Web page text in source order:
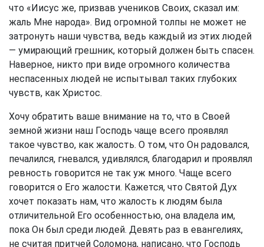
что «Иисус же, призвав учеников Своих, сказал им:
жаль Мне народа». Вид огромной толпы не может не
затронуть наши чувства, ведь каждый из этих людей
— умирающий грешник, который должен быть спасен.
Наверное, никто при виде огромного количества
неспасенных людей не испытывал таких глубоких
чувств, как Христос.
Хочу обратить ваше внимание на то, что в Своей
земной жизни наш Господь чаще всего проявлял
такое чувство, как жалость. О том, что Он радовался,
печалился, гневался, удивлялся, благодарил и проявлял
ревность говорится не так уж много. Чаще всего
говорится о Его жалости. Кажется, что Святой Дух
хочет показать нам, что жалость к людям была
отличительной Его особенностью, она владела им,
пока Он был среди людей. Девять раз в евангелиях,
не считая притчей Соломона, написано, что Господь